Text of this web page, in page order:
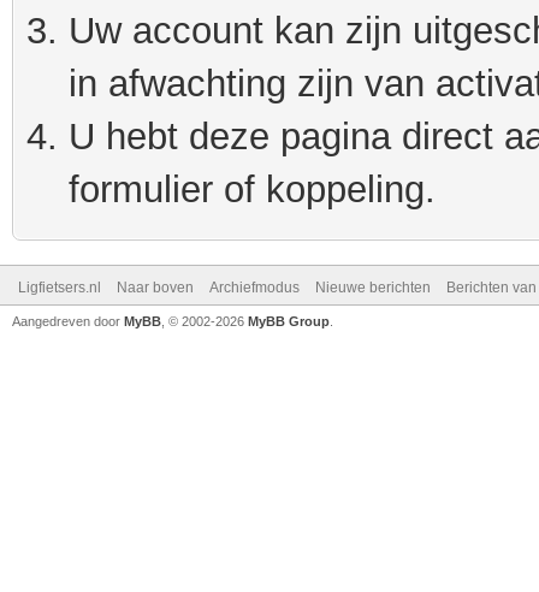
Uw account kan zijn
in afwachting zijn van
U hebt deze pagina direct
formulier of koppeling.
Ligfietsers.nl Naar boven Archiefmodus Nieuwe berichten Berichten
Aangedreven door MyBB , © 2002-2026 MyBB Group